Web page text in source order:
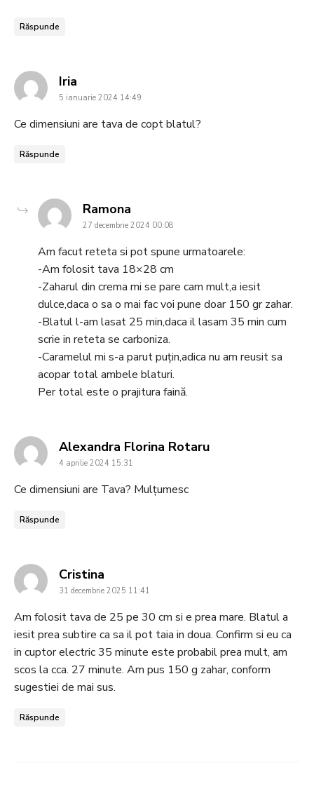
Răspunde
Iria
5 ianuarie 2024 14:49
Ce dimensiuni are tava de copt blatul?
Răspunde
Ramona
27 decembrie 2024 00:08
Am facut reteta si pot spune urmatoarele:
-Am folosit tava 18×28 cm
-Zaharul din crema mi se pare cam mult,a iesit
dulce,daca o sa o mai fac voi pune doar 150 gr zahar.
-Blatul l-am lasat 25 min,daca il lasam 35 min cum
scrie in reteta se carboniza.
-Caramelul mi s-a parut puțin,adica nu am reusit sa
acopar total ambele blaturi.
Per total este o prajitura faină.
Alexandra Florina Rotarusays:
4 aprilie 2024 15:31
Ce dimensiuni are Tava? Mulțumesc
Răspunde
Cristina
31 decembrie 2025 11:41
Am folosit tava de 25 pe 30 cm si e prea mare. Blatul a
iesit prea subtire ca sa il pot taia in doua. Confirm si eu ca
in cuptor electric 35 minute este probabil prea mult, am
scos la cca. 27 minute. Am pus 150 g zahar, conform
sugestiei de mai sus.
Răspunde